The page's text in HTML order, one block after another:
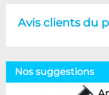
Avis clients du
Nos suggestions